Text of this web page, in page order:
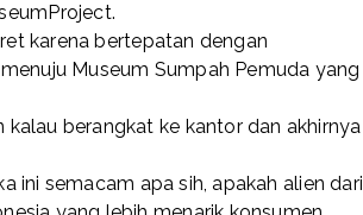
karena bertepatan dengan
Museum Sumpah Pemuda yang
berangkat ke kantor dan akhirnya
ini semacam apa sih, apakah alien dari